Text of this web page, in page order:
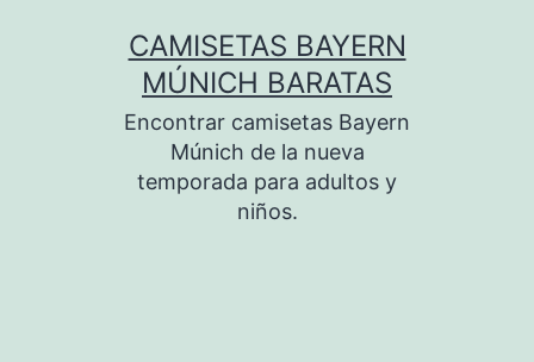
CAMISETAS BAYERN
MÚNICH BARATAS
Encontrar camisetas Bayern
Múnich de la nueva
temporada para adultos y
niños.